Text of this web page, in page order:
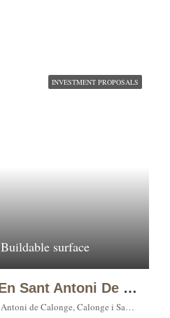
INVESTMENT PROPOSALS
surface
Solar Edificable En Sant Antoni De Calonge
Avinguda de Catalunya, Sant Antoni de Calonge, Calonge i Sant Antoni, Lower Empordà, Girona, Catalonia, 17251, Spain